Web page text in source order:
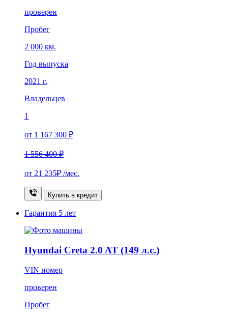
проверен
Пробег
2 000 км.
Год выпуска
2021 г.
Владельцев
1
от 1 167 300 ₽
1 556 400 ₽
от 21 235₽ /мес.
Купить в кредит
Гарантия 5 лет
Hyundai Creta 2.0 AT (149 л.с.)
VIN номер
проверен
Пробег